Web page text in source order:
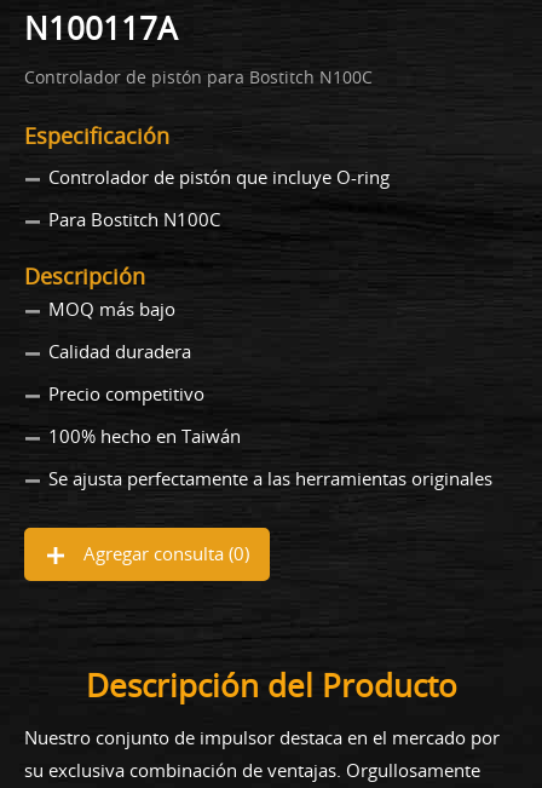
N100117A
Controlador de pistón para Bostitch N100C
Especificación
Controlador de pistón que incluye O-ring
Para Bostitch N100C
Descripción
MOQ más bajo
Calidad duradera
Precio competitivo
100% hecho en Taiwán
Se ajusta perfectamente a las herramientas originales
Agregar consulta (0)
Descripción del Producto
Nuestro conjunto de impulsor destaca en el mercado por
su exclusiva combinación de ventajas. Orgullosamente